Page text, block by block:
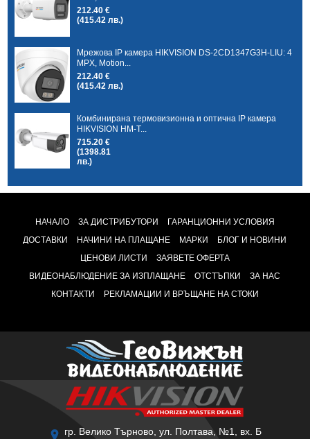
212.40 €
(415.42 лв.)
Мрежова IP камера HIKVISION DS-2CD1347G3H-LIU: 4
MPX, Motion...
212.40 €
(415.42 лв.)
Комбинирана термовизионна и оптична IP камера
HIKVISION HM-T...
715.20 €
(1398.81
лв.)
НАЧАЛО ЗА ДИСТРИБУТОРИ
ГАРАНЦИОННИ УСЛОВИЯ
ДОСТАВКИ
НАЧИНИ НА ПЛАЩАНЕ МАРКИ
БЛОГ И НОВИНИ
ЦЕНОВИ ЛИСТИ
ЗАЯВЕТЕ ОФЕРТА
ВИДЕОНАБЛЮДЕНИЕ ЗА ИЗПЛАЩАНЕ
ОТСТЪПКИ
ЗА НАС
КОНТАКТИ
РЕКЛАМАЦИИ И ВРЪЩАНЕ НА СТОКИ
гр. Велико Търново, ул. Полтава, №1, вх. Б